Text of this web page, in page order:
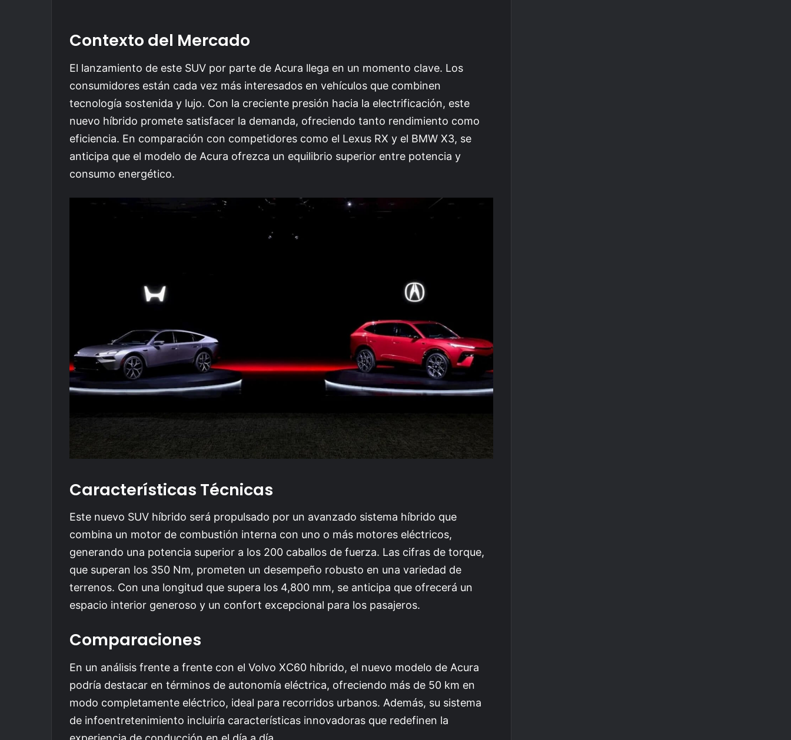
Contexto del Mercado
El lanzamiento de este SUV por parte de Acura llega en un momento clave. Los
consumidores están cada vez más interesados en vehículos que combinen
tecnología sostenida y lujo. Con la creciente presión hacia la electrificación, este
nuevo híbrido promete satisfacer la demanda, ofreciendo tanto rendimiento como
eficiencia. En comparación con competidores como el Lexus RX y el BMW X3, se
anticipa que el modelo de Acura ofrezca un equilibrio superior entre potencia y
consumo energético.
Características Técnicas
Este nuevo SUV híbrido será propulsado por un avanzado sistema híbrido que
combina un motor de combustión interna con uno o más motores eléctricos,
generando una potencia superior a los 200 caballos de fuerza. Las cifras de torque,
que superan los 350 Nm, prometen un desempeño robusto en una variedad de
terrenos. Con una longitud que supera los 4,800 mm, se anticipa que ofrecerá un
espacio interior generoso y un confort excepcional para los pasajeros.
Comparaciones
En un análisis frente a frente con el Volvo XC60 híbrido, el nuevo modelo de Acura
podría destacar en términos de autonomía eléctrica, ofreciendo más de 50 km en
modo completamente eléctrico, ideal para recorridos urbanos. Además, su sistema
de infoentretenimiento incluiría características innovadoras que redefinen la